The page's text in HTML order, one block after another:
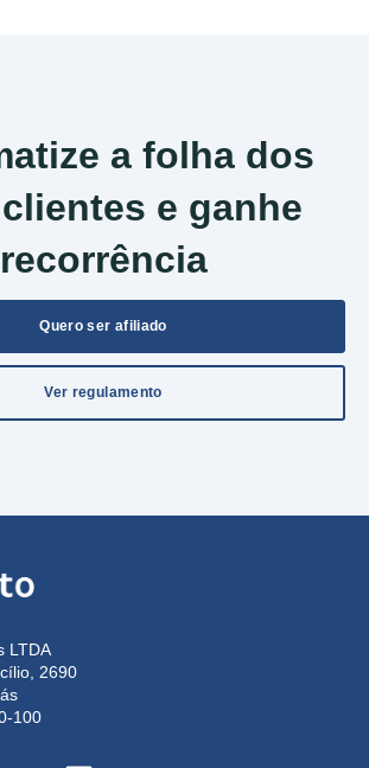
a folha dos
e ganhe
recorrência
Quero ser afiliado
Ver regulamento
LTDA
2690
100